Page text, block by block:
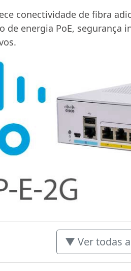
conectividade de fibra
de energia PoE, segurança
▼ Ver todas